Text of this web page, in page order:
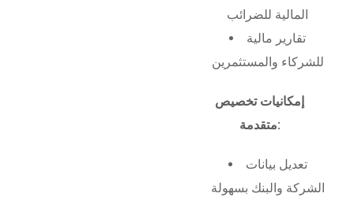
المالية للضرائب
تقارير مالية
للشركاء والمستثمرين
إمكانيات تخصيص
متقدمة:
تعديل بيانات
الشركة والبنك بسهولة